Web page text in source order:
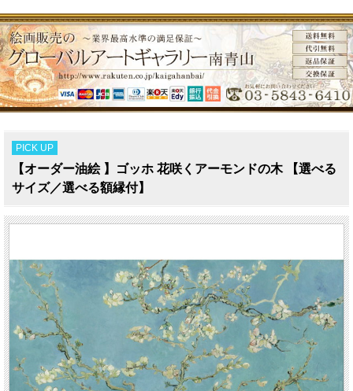
PICK UP
【オーダー油絵 】ゴッホ 花咲くアーモンドの木 【選べる
サイズ／選べる額縁付】